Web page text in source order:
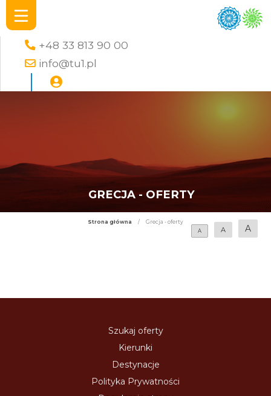
+48 33 813 90 00
info@tu1.pl
GRECJA - OFERTY
Strona główna /
Grecja - oferty
A
A A
Szukaj oferty
Kierunki
Destynacje
Polityka Prywatności